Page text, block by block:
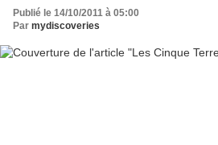
Publié le 14/10/2011 à 05:00
Par mydiscoveries